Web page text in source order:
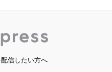
信したい方へ